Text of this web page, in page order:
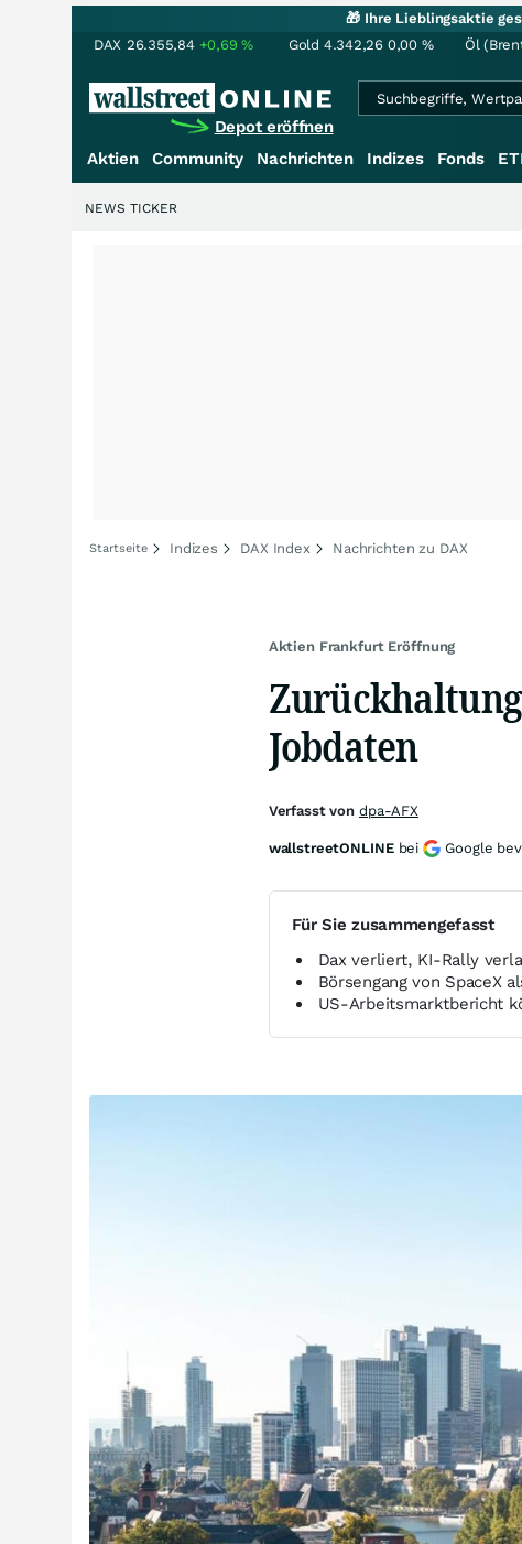
🎁 Ihre Lieblingsaktie
DAX 26.355,84 +0,69% Gold 4.342,26 0,00 % Öl
Depot eröffnen
Aktien Community Nachrichten Indizes Fonds
NEWS TICKER
Startseite Indizes DAX Index Nachrichten zu DAX
Aktien Frankfurt Eröffnung
Jobdaten
Für Sie zusammengefasst
Dax verliert, KI-Rally
Börsengang von SpaceX
US-Arbeitsmarktbericht
Verfasst von dpa-AFX
wallstreetONLINE bei Google